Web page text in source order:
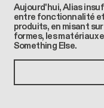
Aujourd'hui, Alias
entre fonctionnalité
produits, en misant
formes, les matériaux
Something Else.